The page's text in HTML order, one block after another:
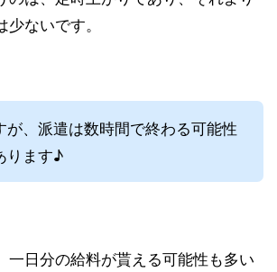
ないです。
が、派遣は数時間で終わる可能性
ります♪
一日分の給料が貰える可能性も多い